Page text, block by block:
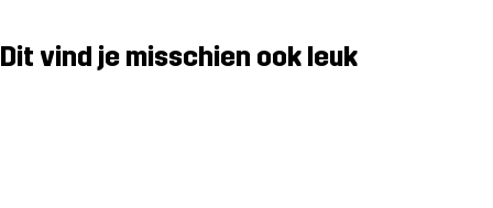
Dit vind je misschien ook leuk